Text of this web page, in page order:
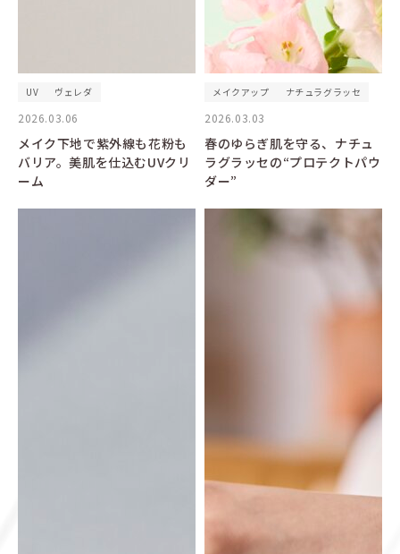
UV ヴェレダ
2026.03.06
メイク下地で紫外線も花粉も
バリア。美肌を仕込むUVクリ
ーム
メイクアップ ナチュラグラッセ
2026.03.03
春のゆらぎ肌を守る、ナチュ
ラグラッセの“プロテクトパウ
ダー”